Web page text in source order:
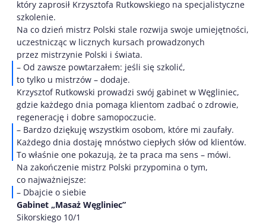
który zaprosił Krzysztofa Rutkowskiego na specjalistyczne
szkolenie.
Na co dzień mistrz Polski stale rozwija swoje umiejętności,
uczestnicząc w licznych kursach prowadzonych
przez mistrzynie Polski i świata.
– Od zawsze powtarzałem: jeśli się szkolić,
to tylko u mistrzów – dodaje.
Krzysztof Rutkowski prowadzi swój gabinet w Węgliniec,
gdzie każdego dnia pomaga klientom zadbać o zdrowie,
regenerację i dobre samopoczucie.
– Bardzo dziękuję wszystkim osobom, które mi zaufały.
Każdego dnia dostaję mnóstwo ciepłych słów od klientów.
To właśnie one pokazują, że ta praca ma sens – mówi.
Na zakończenie mistrz Polski przypomina o tym,
co najważniejsze:
– Dbajcie o siebie
Gabinet „Masaż Węgliniec”
Sikorskiego 10/1